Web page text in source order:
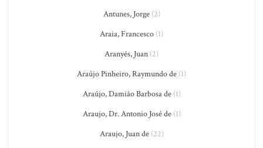
Antunes, Jorge(2)
Araia, Francesco (1)
Aranyés, Juan (2)
Araújo Pinheiro, Raymundo de (1)
Araújo, Damião Barbosa de(1)
Araujo, Dr. Antonio José de(1)
Araujo, Juan de(22)